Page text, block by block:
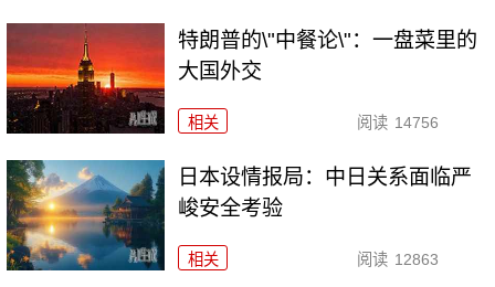
特朗普的\"中餐论\"：一盘菜里的
大国外交
相关 阅读 14756
日本设情报局：中日关系面临严
峻安全考验
相关 阅读 12863